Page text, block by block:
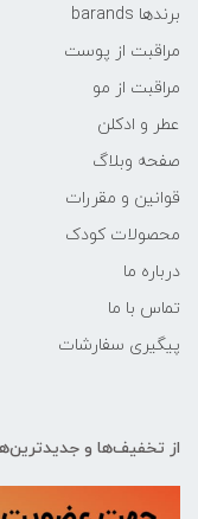
برندها barands
مراقبت از پوست
مراقبت از مو
عطر و ادکلن
صفحه وبلاگ
قوانین و مقررات
محصولات کودک
درباره ما
تماس با ما
پیگیری سفارشات
از تخفیف‌ها و